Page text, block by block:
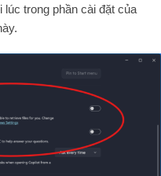
trong phần cài đặt của